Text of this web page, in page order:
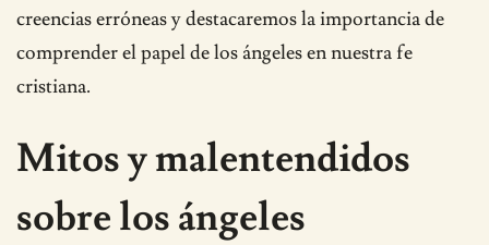
creencias erróneas y destacaremos la importancia de
comprender el papel de los ángeles en nuestra fe
cristiana.
Mitos y malentendidos
sobre los ángeles